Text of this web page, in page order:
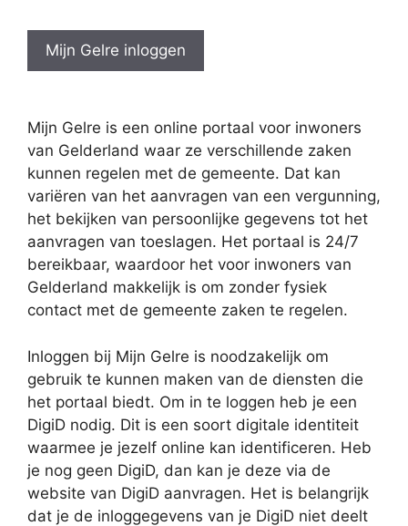
Mijn Gelre inloggen
Mijn Gelre is een online portaal voor inwoners
van Gelderland waar ze verschillende zaken
kunnen regelen met de gemeente. Dat kan
variëren van het aanvragen van een vergunning,
het bekijken van persoonlijke gegevens tot het
aanvragen van toeslagen. Het portaal is 24/7
bereikbaar, waardoor het voor inwoners van
Gelderland makkelijk is om zonder fysiek
contact met de gemeente zaken te regelen.
Inloggen bij Mijn Gelre is noodzakelijk om
gebruik te kunnen maken van de diensten die
het portaal biedt. Om in te loggen heb je een
DigiD nodig. Dit is een soort digitale identiteit
waarmee je jezelf online kan identificeren. Heb
je nog geen DigiD, dan kan je deze via de
website van DigiD aanvragen. Het is belangrijk
dat je de inloggegevens van je DigiD niet deelt